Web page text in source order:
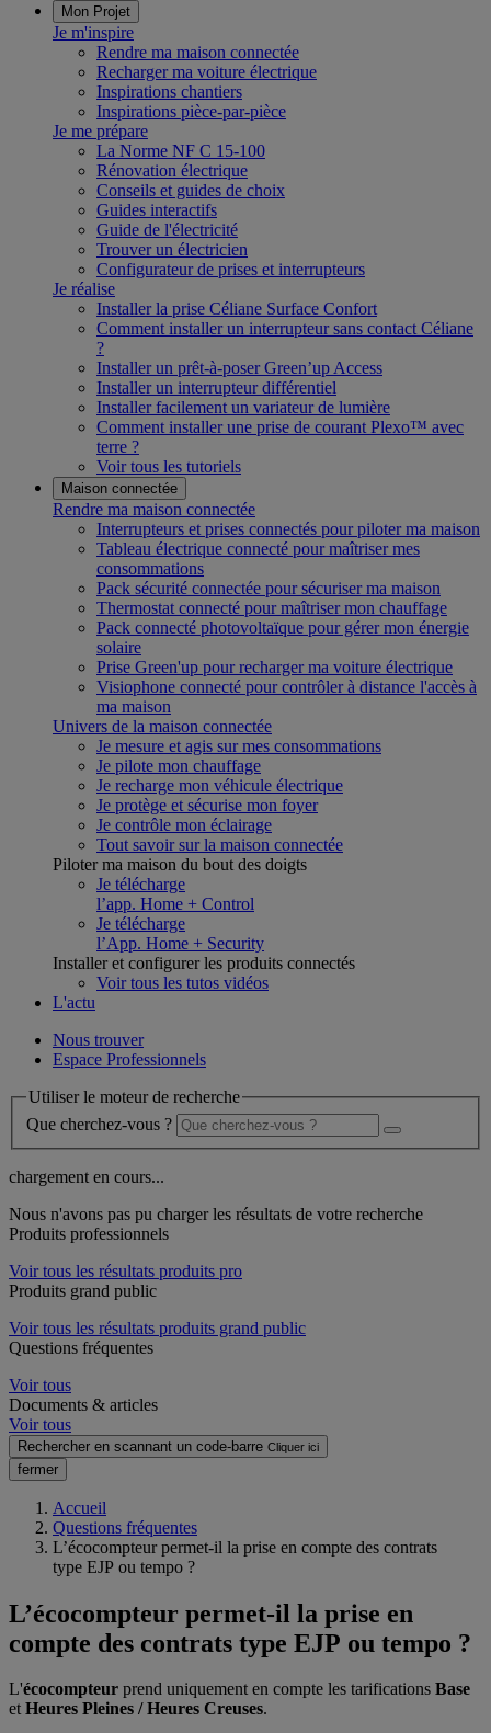
Mon Projet
Je m'inspire
Rendre ma maison connectée
Recharger ma voiture électrique
Inspirations chantiers
Inspirations pièce-par-pièce
Je me prépare
La Norme NF C 15-100
Rénovation électrique
Conseils et guides de choix
Guides interactifs
Guide de l'électricité
Trouver un électricien
Configurateur de prises et interrupteurs
Je réalise
Installer la prise Céliane Surface Confort
Comment installer un interrupteur sans contact Céliane
?
Installer un prêt-à-poser Green’up Access
Installer un interrupteur différentiel
Installer facilement un variateur de lumière
Comment installer une prise de courant Plexo™ avec
terre ?
Voir tous les tutoriels
Maison connectée
Rendre ma maison connectée
Interrupteurs et prises connectés pour piloter ma maison
Tableau électrique connecté pour maîtriser mes
consommations
Pack sécurité connectée pour sécuriser ma maison
Thermostat connecté pour maîtriser mon chauffage
Pack connecté photovoltaïque pour gérer mon énergie
solaire
Prise Green'up pour recharger ma voiture électrique
Visiophone connecté pour contrôler à distance l'accès à
ma maison
Univers de la maison connectée
Je mesure et agis sur mes consommations
Je pilote mon chauffage
Je recharge mon véhicule électrique
Je protège et sécurise mon foyer
Je contrôle mon éclairage
Tout savoir sur la maison connectée
Piloter ma maison du bout des doigts
Je télécharge
l’app. Home + Control
Je télécharge
l’App. Home + Security
Installer et configurer les produits connectés
Voir tous les tutos vidéos
L'actu
Nous trouver
Espace Professionnels
Utiliser le moteur de recherche
Que cherchez-vous ?
chargement en cours...
Nous n'avons pas pu charger les résultats de votre recherche
Produits professionnels
Voir tous les résultats produits pro
Produits grand public
Voir tous les résultats produits grand public
Questions fréquentes
Voir tous
Documents & articles
Voir tous
Rechercher en scannant un code-barre Cliquer ici
fermer
Accueil
Questions fréquentes
L’écocompteur permet-il la prise en compte des contrats
type EJP ou tempo ?
L’écocompteur permet-il la prise en
compte des contrats type EJP ou tempo ?
L'écocompteur prend uniquement en compte les tarifications Base
etHeures Pleines / Heures Creuses.